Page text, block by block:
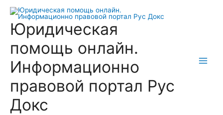
Перейти
содержимому
Юридическая
помощь онлайн.
Информационно
правовой портал Рус
Докс